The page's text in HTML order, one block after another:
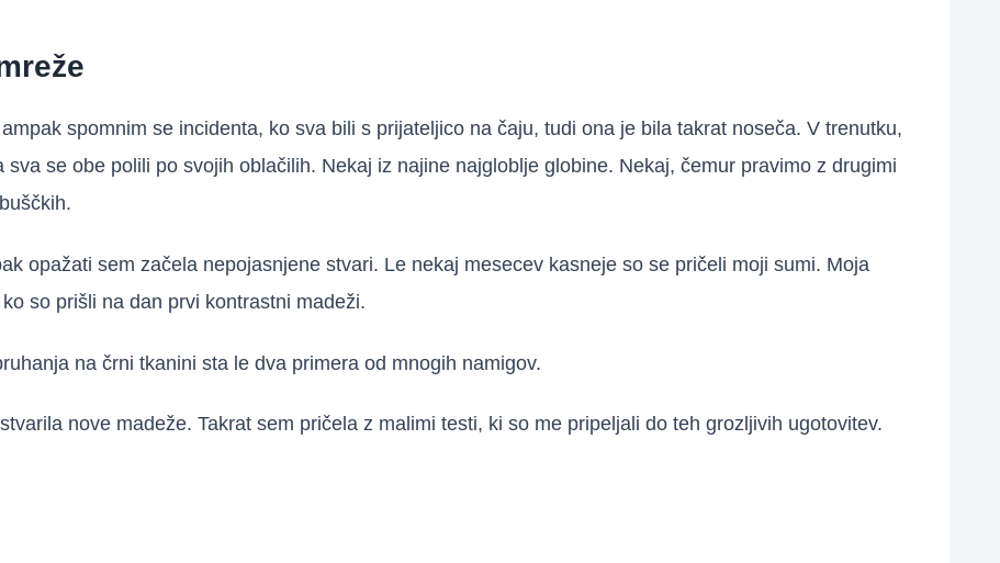
spomnim se incidenta, ko sva bili s prijateljico na čaju, tudi ona je bila takrat noseča. V trenutku,
se obe polili po svojih oblačilih. Nekaj iz najine najgloblje globine. Nekaj, čemur pravimo z drugimi
opažati sem začela nepojasnjene stvari. Le nekaj mesecev kasneje so se pričeli moji sumi. Moja
so prišli na dan prvi kontrastni madeži.
na črni tkanini sta le dva primera od mnogih namigov.
nove madeže. Takrat sem pričela z malimi testi, ki so me pripeljali do teh grozljivih ugotovitev.